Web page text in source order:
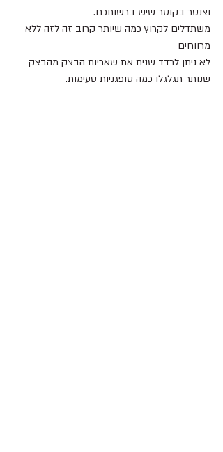
וצנטר בקוטר שיש ברשותכם.
משתדלים לקרוץ כמה שיותר קרוב זה לזה ללא
מרווחים
לא ניתן לרדד שנית את שאריות הבצק מהבצק
שנותר תגלגלו כמה סופגניות טעימות.